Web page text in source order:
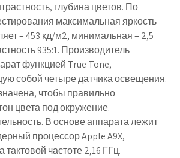
глубина цветов. По
максимальная яркость
– 453 кд/м2, минимальная – 2,5
935:1. Производитель
функцией True Tone,
собой четыре датчика освещения.
чтобы правильно
цвета под окружение.
В основе аппарата лежит
процессор Apple A9X,
частоте 2,16 ГГц.